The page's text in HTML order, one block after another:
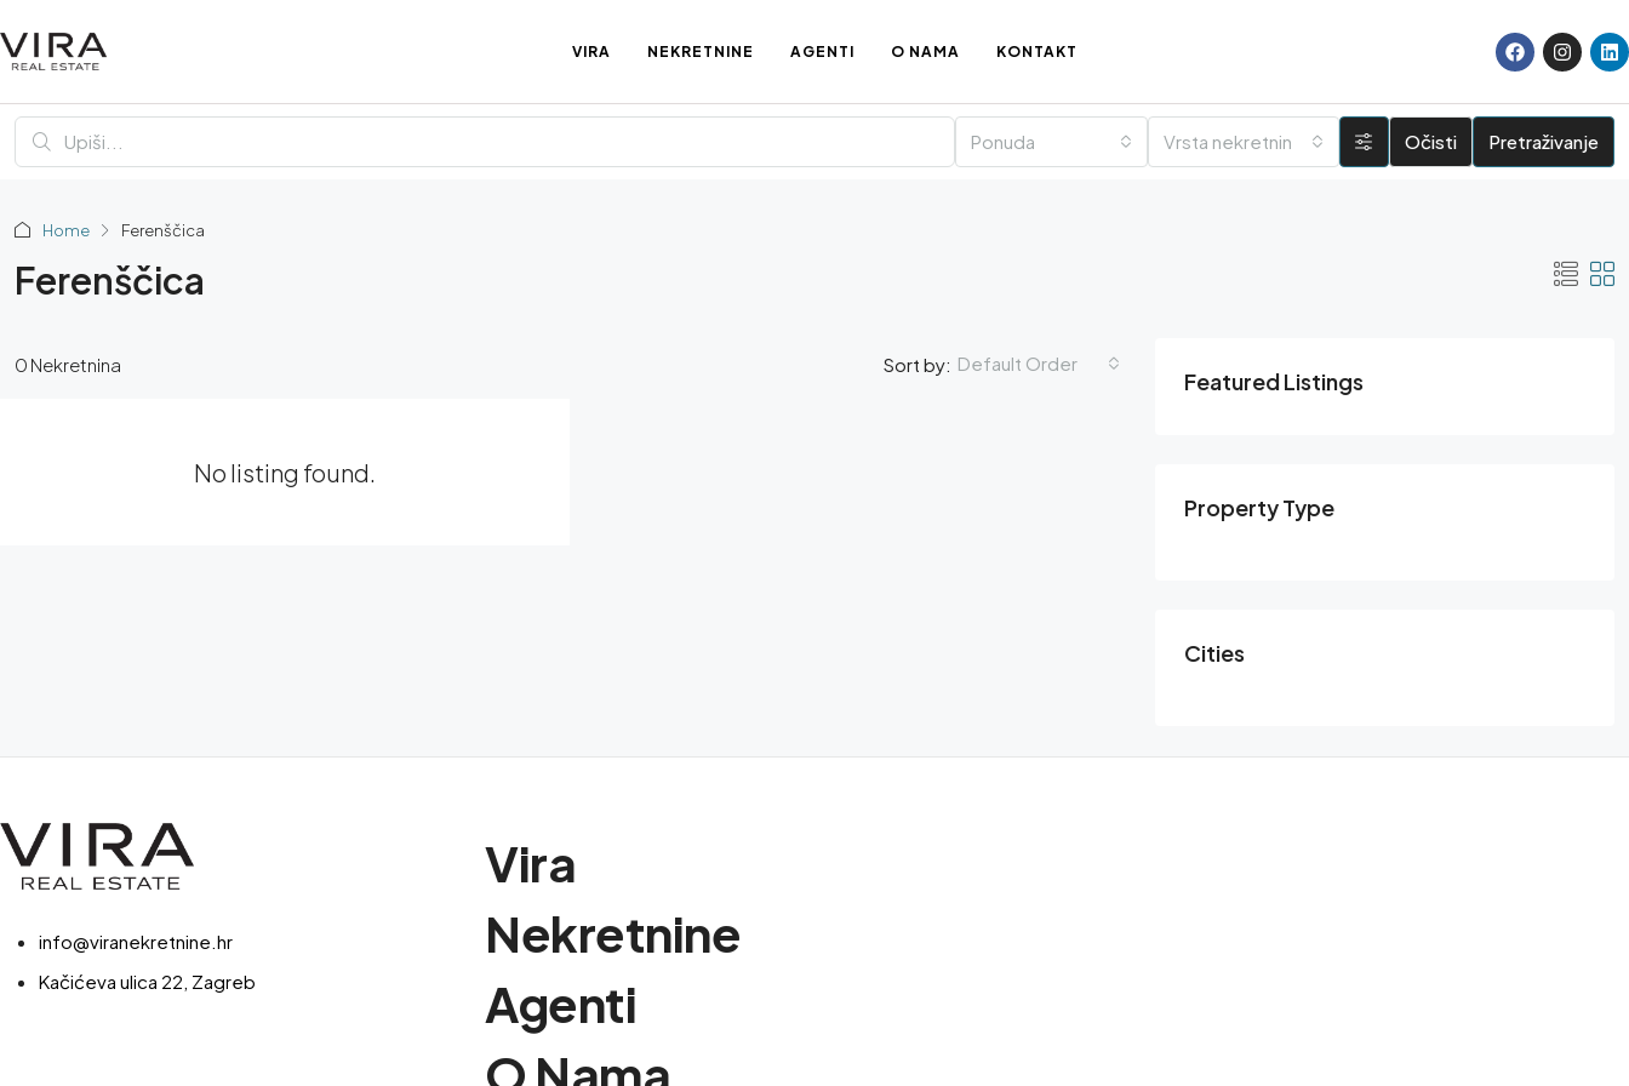
VIRA NEKRETNINE AGENTI O NAMA KONTAKT
Ponuda Vrsta nekretnine Očisti Pretraživanje
Home Ferenščica
Ferenščica
0 Nekretnina Sort by: Default Order
No listing found.
Featured Listings
Property Type
Cities
info@viranekretnine.hr
Kačićeva ulica 22, Zagreb
Vira
Nekretnine
Agenti
O Nama